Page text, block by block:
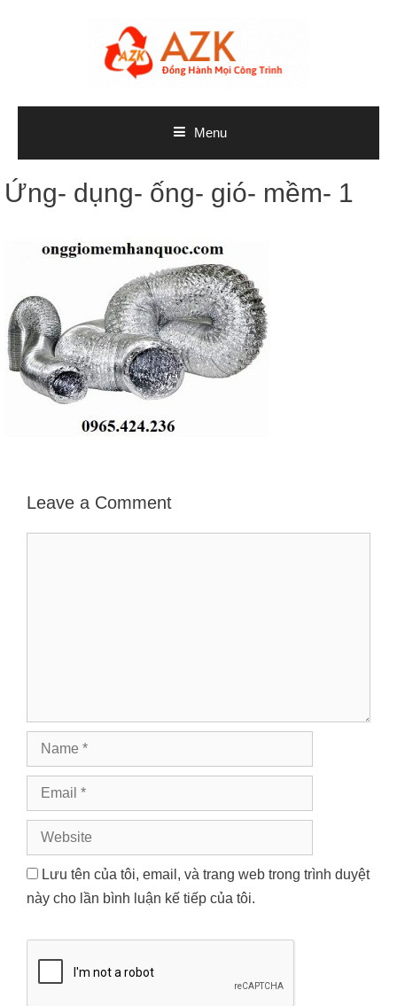
Menu
Ứng- dụng- ống- gió- mềm- 1
Leave a Comment
Name
Email
Website
Lưu tên của tôi, email, và trang web trong trình duyệt
này cho lần bình luận kế tiếp của tôi.